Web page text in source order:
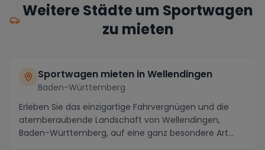
Weitere Städte um Sportwagen
zu mieten
Sportwagen mieten in Wellendingen
Baden-Württemberg
Erleben Sie das einzigartige Fahrvergnügen und die
atemberaubende Landschaft von Wellendingen,
Baden-Württemberg, auf eine ganz besondere Art